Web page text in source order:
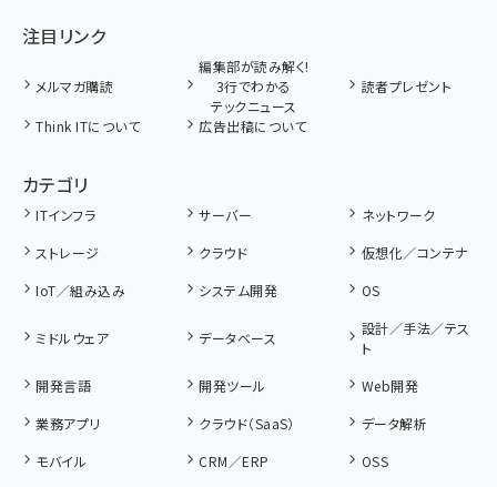
注目リンク
メルマガ購読
編集部が読み解く!
3行でわかる
テックニュース
読者プレゼント
Think ITについて 広告出稿について
カテゴリ
ITインフラ サーバー
ネットワーク
ストレージ
クラウド
仮想化／コンテナ
IoT／組み込み
システム開発 OS
ミドルウェア データベース
設計／手法／テス
ト
開発言語
開発ツール
Web開発
業務アプリ
クラウド（SaaS）
データ解析
モバイル
CRM／ERP
OSS